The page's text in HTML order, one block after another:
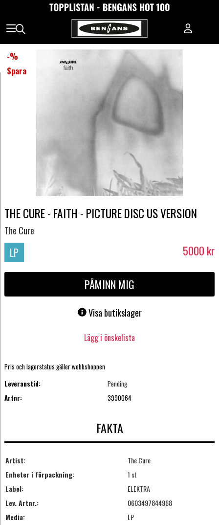
-%
Spara
THE CURE - FAITH - PICTURE DISC US VERSION
The Cure
LP 5000 kr
PÅMINN MIG
Visa butikslager
Lägg i önskelista
Pris och lagerstatus gäller webbshoppen
Leveranstid:
Pending
Artnr:
3990064
FAKTA
Artist:
The Cure
Enheter i förpackning:
1 st
Label:
ELEKTRA
Lev. Artnr.:
0603497844968
Media:
LP